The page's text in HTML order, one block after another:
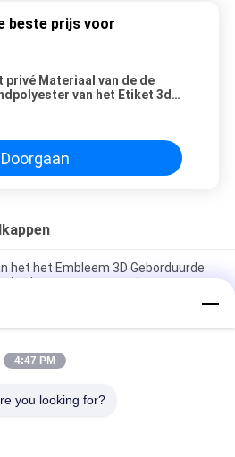
beste prijs voor
privé Materiaal van de de
van het Etiket 3d
Doorgaan
het het Embleem 3D Geborduurde
met metaalgesp
Stevige Klassieke Zes
Papahoed
Rand Zes Comité Embleem
4:47 PM
you looking for?